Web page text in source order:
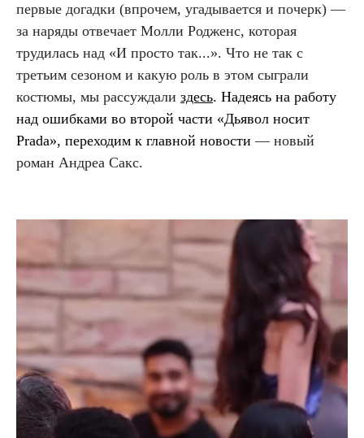
первые догадки (впрочем, угадывается и почерк) —
за наряды отвечает Молли Родженс, которая
трудилась над «И просто так...». Что не так с
третьим сезоном и какую роль в этом сыграли
костюмы, мы рассуждали здесь. Надеясь на работу
над ошибками во второй части «Дьявол носит
Prada», переходим к главной новости— новый
роман Андреа Сакс.